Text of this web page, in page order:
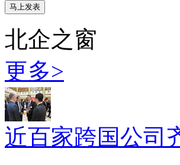
北企之窗
更多>
近百家跨国公司